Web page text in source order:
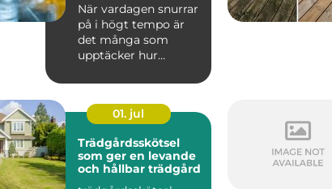
När vardagen snurrar
på i högt tempo är
det många som
upptäcker hur
hjälp a...
01. jul
Trädgårdsskötsel
som ger en levande
och hållbar trädgård